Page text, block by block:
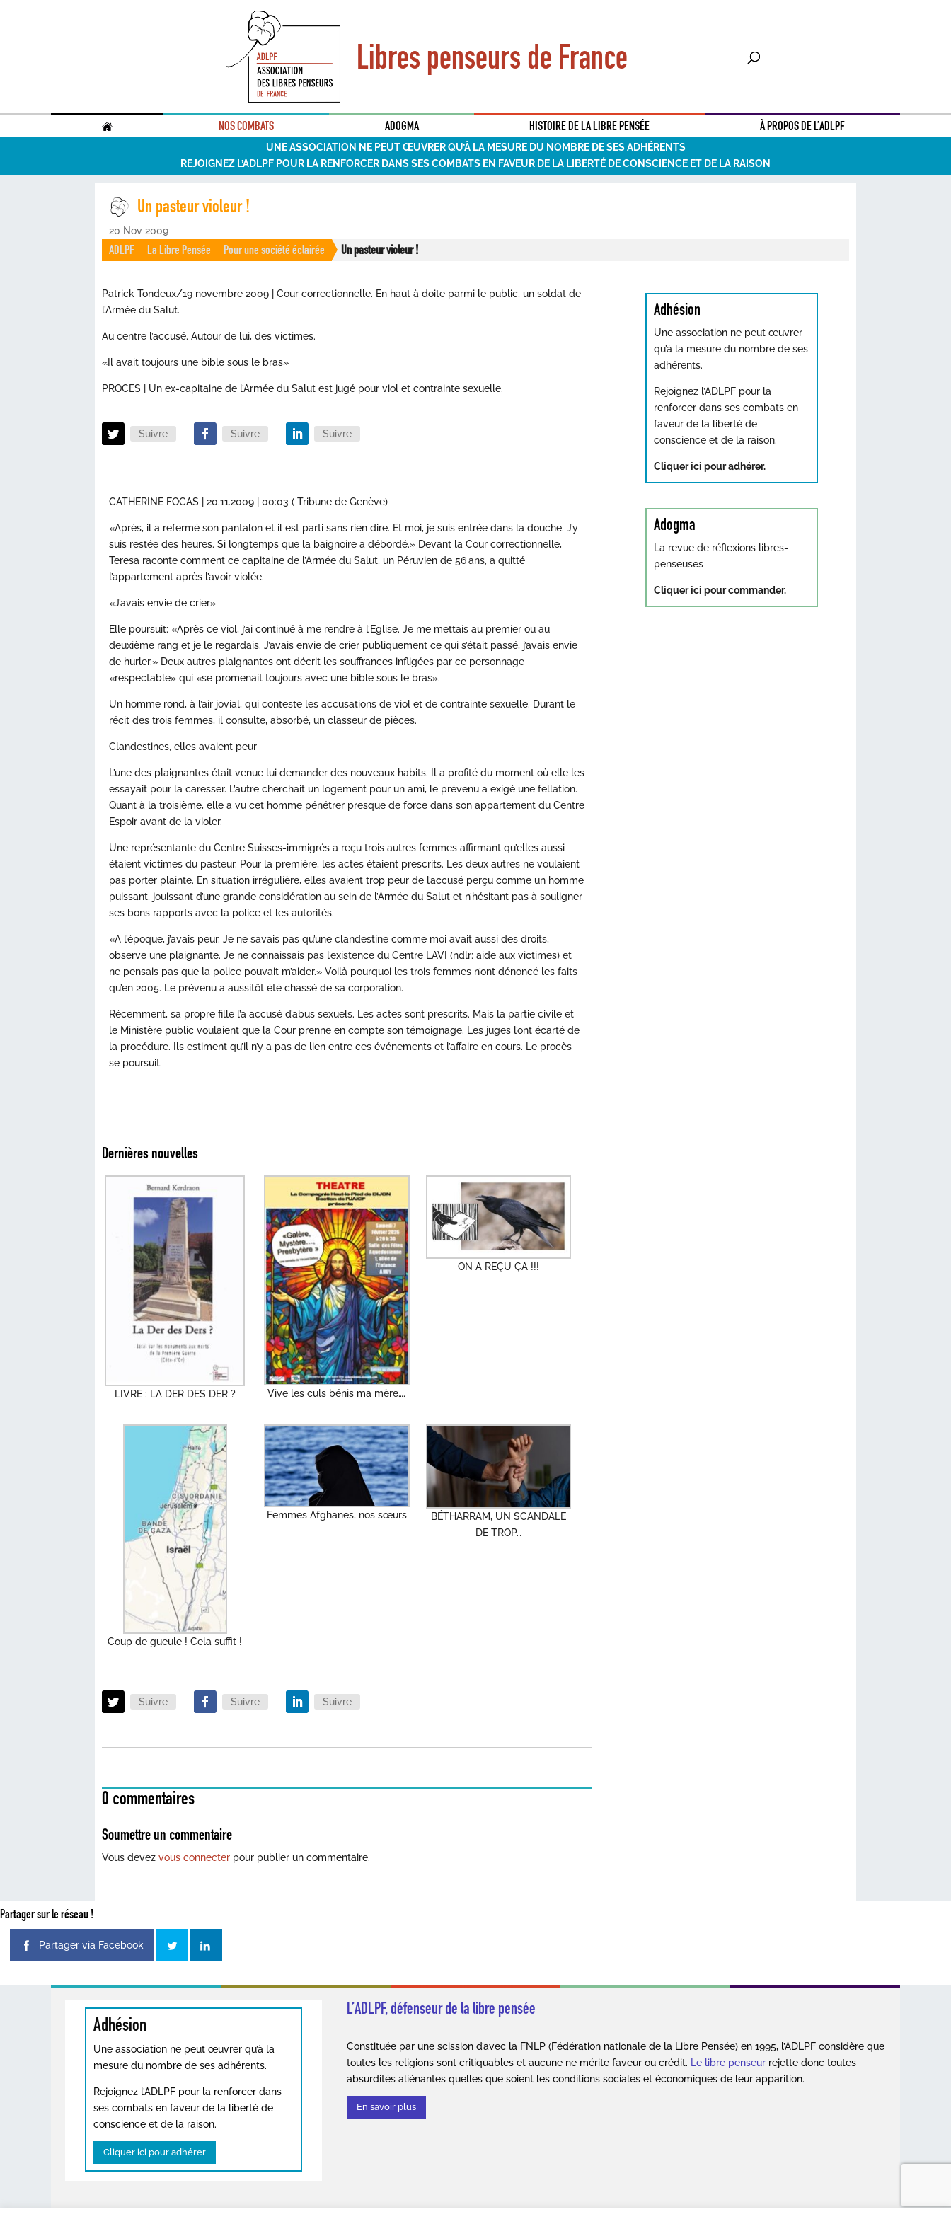
Libres penseurs de France
. NOS COMBATS ADOGMA HISTOIRE DE LA LIBRE PENSÉE À PROPOS DE L’ADLPF
UNE ASSOCIATION NE PEUT ŒUVRER QU’À LA MESURE DU NOMBRE DE SES ADHÉRENTS
REJOIGNEZ L’ADLPF POUR LA RENFORCER DANS SES COMBATS EN FAVEUR DE LA LIBERTÉ DE CONSCIENCE ET DE LA RAISON
Un pasteur violeur !
20 Nov 2009
ADLPF La Libre Pensée Pour une société éclairée Un pasteur violeur !
Patrick Tondeux/19 novembre 2009 | Cour correctionnelle. En haut à doite parmi le public, un soldat de
l’Armée du Salut.
Au centre l’accusé. Autour de lui, des victimes.
«Il avait toujours une bible sous le bras»
PROCES | Un ex-capitaine de l’Armée du Salut est jugé pour viol et contrainte sexuelle.
Suivre Suivre Suivre
CATHERINE FOCAS | 20.11.2009 | 00:03 ( Tribune de Genève)
«Après, il a refermé son pantalon et il est parti sans rien dire. Et moi, je suis entrée dans la douche. J’y
suis restée des heures. Si longtemps que la baignoire a débordé.» Devant la Cour correctionnelle,
Teresa raconte comment ce capitaine de l’Armée du Salut, un Péruvien de 56 ans, a quitté
l’appartement après l’avoir violée.
«J’avais envie de crier»
Elle poursuit: «Après ce viol, j’ai continué à me rendre à l’Eglise. Je me mettais au premier ou au
deuxième rang et je le regardais. J’avais envie de crier publiquement ce qui s’était passé, j’avais envie
de hurler.» Deux autres plaignantes ont décrit les souffrances infligées par ce personnage
«respectable» qui «se promenait toujours avec une bible sous le bras».
Un homme rond, à l’air jovial, qui conteste les accusations de viol et de contrainte sexuelle. Durant le
récit des trois femmes, il consulte, absorbé, un classeur de pièces.
Clandestines, elles avaient peur
L’une des plaignantes était venue lui demander des nouveaux habits. Il a profité du moment où elle les
essayait pour la caresser. L’autre cherchait un logement pour un ami, le prévenu a exigé une fellation.
Quant à la troisième, elle a vu cet homme pénétrer presque de force dans son appartement du Centre
Espoir avant de la violer.
Une représentante du Centre Suisses-immigrés a reçu trois autres femmes affirmant qu’elles aussi
étaient victimes du pasteur. Pour la première, les actes étaient prescrits. Les deux autres ne voulaient
pas porter plainte. En situation irrégulière, elles avaient trop peur de l’accusé perçu comme un homme
puissant, jouissant d’une grande considération au sein de l’Armée du Salut et n’hésitant pas à souligner
ses bons rapports avec la police et les autorités.
«A l’époque, j’avais peur. Je ne savais pas qu’une clandestine comme moi avait aussi des droits,
observe une plaignante. Je ne connaissais pas l’existence du Centre LAVI (ndlr: aide aux victimes) et
ne pensais pas que la police pouvait m’aider.» Voilà pourquoi les trois femmes n’ont dénoncé les faits
qu’en 2005. Le prévenu a aussitôt été chassé de sa corporation.
Récemment, sa propre fille l’a accusé d’abus sexuels. Les actes sont prescrits. Mais la partie civile et
le Ministère public voulaient que la Cour prenne en compte son témoignage. Les juges l’ont écarté de
la procédure. Ils estiment qu’il n’y a pas de lien entre ces événements et l’affaire en cours. Le procès
se poursuit.
Dernières nouvelles
LIVRE : LA DER DES DER ? Vive les culs bénis ma mère….
ON A REÇU ÇA !!!
Coup de gueule ! Cela suffit !
Femmes Afghanes, nos sœurs
BÉTHARRAM, UN SCANDALE
DE TROP…
Suivre Suivre Suivre
0 commentaires
Soumettre un commentaire
Vous devezvous connecter pour publier un commentaire.
Adhésion
Une association ne peut œuvrer
qu’à la mesure du nombre de ses
adhérents.
Rejoignez l’ADLPF pour la
renforcer dans ses combats en
faveur de la liberté de
conscience et de la raison.
Cliquer ici pour adhérer.
Adogma
La revue de réflexions libres-
penseuses
Cliquer ici pour commander.
Partager sur le réseau !
Partager via Facebook
Adhésion
Une association ne peut œuvrer qu’à la
mesure du nombre de ses adhérents.
Rejoignez l’ADLPF pour la renforcer dans
ses combats en faveur de la liberté de
conscience et de la raison.
Cliquer ici pour adhérer
L’ADLPF, défenseur de la libre pensée
Constituée par une scission d’avec la FNLP (Fédération nationale de la Libre Pensée) en 1995, l’ADLPF considère que
toutes les religions sont critiquables et aucune ne mérite faveur ou crédit. Le libre penseur rejette donc toutes
absurdités aliénantes quelles que soient les conditions sociales et économiques de leur apparition.
En savoir plus